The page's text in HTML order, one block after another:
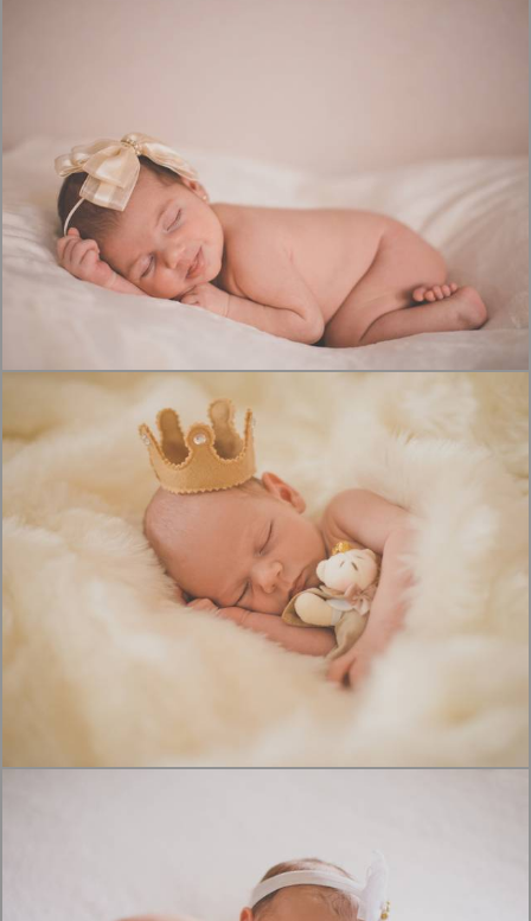
1498
1460 0